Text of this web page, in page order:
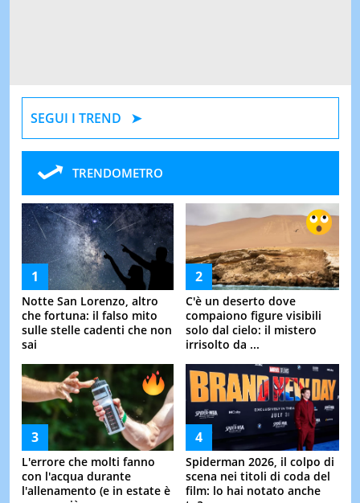
SEGUI I TREND
TRENDOMETRO
Notte San Lorenzo, altro
che fortuna: il falso mito
sulle stelle cadenti che non
sai
C'è un deserto dove
compaiono figure visibili
solo dal cielo: il mistero
irrisolto da ...
L'errore che molti fanno
con l'acqua durante
l'allenamento (e in estate è
Spiderman 2026, il colpo di
scena nei titoli di coda del
film: lo hai notato anche